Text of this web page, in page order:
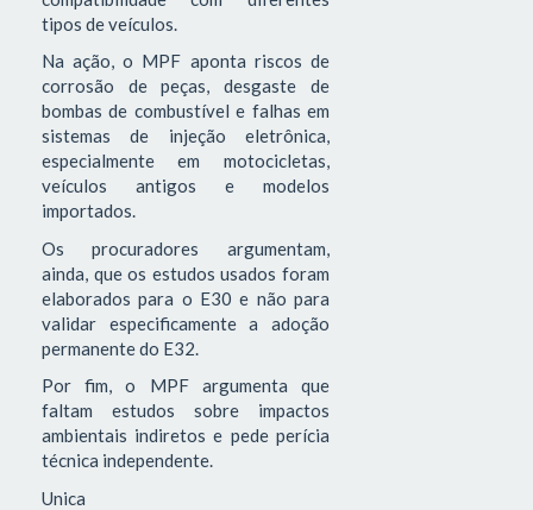
tipos de veículos.
Na ação, o MPF aponta riscos de
corrosão de peças, desgaste de
bombas de combustível e falhas em
sistemas de injeção eletrônica,
especialmente em motocicletas,
veículos antigos e modelos
importados.
Os procuradores argumentam,
ainda, que os estudos usados foram
elaborados para o E30 e não para
validar especificamente a adoção
permanente do E32.
Por fim, o MPF argumenta que
faltam estudos sobre impactos
ambientais indiretos e pede perícia
técnica independente.
Unica